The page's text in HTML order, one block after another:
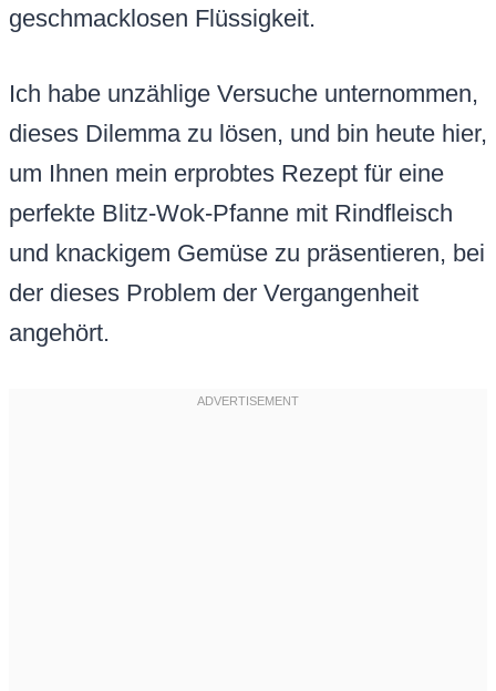
geschmacklosen Flüssigkeit.
Ich habe unzählige Versuche unternommen,
dieses Dilemma zu lösen, und bin heute hier,
um Ihnen mein erprobtes Rezept für eine
perfekte Blitz-Wok-Pfanne mit Rindfleisch
und knackigem Gemüse zu präsentieren, bei
der dieses Problem der Vergangenheit
angehört.